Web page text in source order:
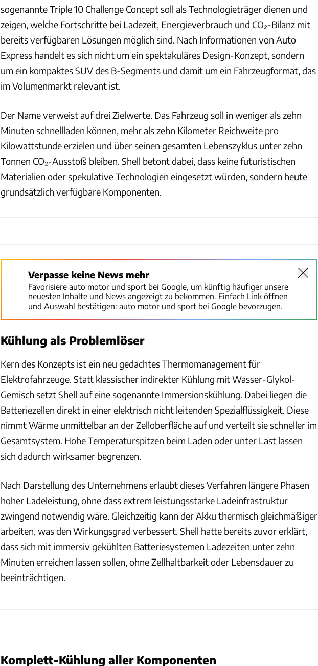
sogenannte Triple 10 Challenge Concept soll als Technologieträger dienen und
zeigen, welche Fortschritte bei Ladezeit, Energieverbrauch und CO₂-Bilanz mit
bereits verfügbaren Lösungen möglich sind. Nach Informationen von Auto
Express handelt es sich nicht um ein spektakuläres Design-Konzept, sondern
um ein kompaktes SUV des B-Segments und damit um ein Fahrzeugformat, das
im Volumenmarkt relevant ist.
Der Name verweist auf drei Zielwerte. Das Fahrzeug soll in weniger als zehn
Minuten schnellladen können, mehr als zehn Kilometer Reichweite pro
Kilowattstunde erzielen und über seinen gesamten Lebenszyklus unter zehn
Tonnen CO₂-Ausstoß bleiben. Shell betont dabei, dass keine futuristischen
Materialien oder spekulative Technologien eingesetzt würden, sondern heute
grundsätzlich verfügbare Komponenten.
Verpasse keine News mehr
Favorisiere auto motor und sport bei Google, um künftig häufiger unsere
neuesten Inhalte und News angezeigt zu bekommen. Einfach Link öffnen
und Auswahl bestätigen: auto motor und sport bei Google bevorzugen.
Kühlung als Problemlöser
Kern des Konzepts ist ein neu gedachtes Thermomanagement für
Elektrofahrzeuge. Statt klassischer indirekter Kühlung mit Wasser-Glykol-
Gemisch setzt Shell auf eine sogenannte Immersionskühlung. Dabei liegen die
Batteriezellen direkt in einer elektrisch nicht leitenden Spezialflüssigkeit. Diese
nimmt Wärme unmittelbar an der Zelloberfläche auf und verteilt sie schneller im
Gesamtsystem. Hohe Temperaturspitzen beim Laden oder unter Last lassen
sich dadurch wirksamer begrenzen.
Nach Darstellung des Unternehmens erlaubt dieses Verfahren längere Phasen
hoher Ladeleistung, ohne dass extrem leistungsstarke Ladeinfrastruktur
zwingend notwendig wäre. Gleichzeitig kann der Akku thermisch gleichmäßiger
arbeiten, was den Wirkungsgrad verbessert. Shell hatte bereits zuvor erklärt,
dass sich mit immersiv gekühlten Batteriesystemen Ladezeiten unter zehn
Minuten erreichen lassen sollen, ohne Zellhaltbarkeit oder Lebensdauer zu
beeinträchtigen.
Komplett-Kühlung aller Komponenten